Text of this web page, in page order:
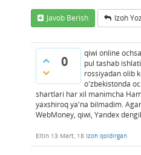
Javob Berish Izoh
0
qiwi online
pul tashab
rossiyadan olib
o'zbekistonda
shartlari har xil manimcha
yaxshiroq ya'na bilmadim.
WebMoney, qiwi, Yandex
Eltin 13 Mart, 18 Izoh qoldirgan